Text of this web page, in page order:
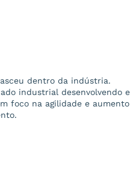
dentro da indústria.
industrial desenvolvendo e
foco na agilidade e aumento